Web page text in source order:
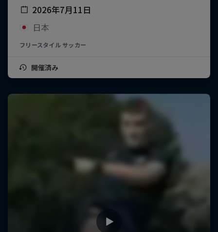
2026年7月11日
日本
フリースタイル サッカー
開催済み